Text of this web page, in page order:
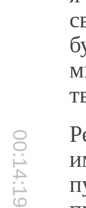
00:14:19